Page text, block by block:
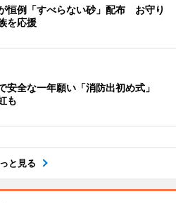
恒例「すべらない砂」配布 お守り
を応援
安全な一年願い「消防出初め式」
も
と見る